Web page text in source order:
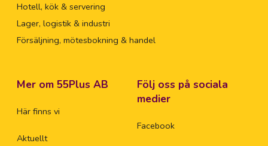
Hotell, kök & servering
Lager, logistik & industri
Försäljning, mötesbokning & handel
Mer om 55Plus AB
Här finns vi
Aktuellt
Följ oss på sociala
medier
Facebook